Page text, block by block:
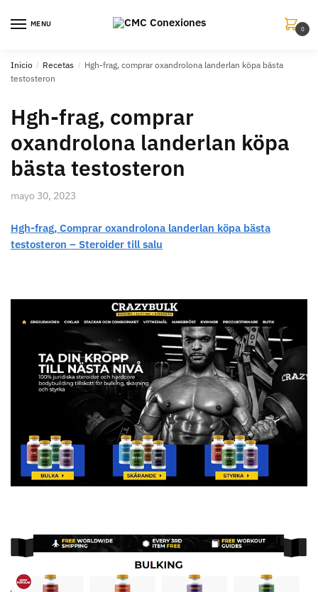
MENU
0
Inicio / Recetas / Hgh-frag, comprar oxandrolona landerlan köpa bästa
testosteron
Hgh-frag, comprar
oxandrolona landerlan köpa
bästa testosteron
mayo 30, 2023
Hgh-frag, Comprar oxandrolona landerlan köpa bästa
testosteron – Steroider till salu